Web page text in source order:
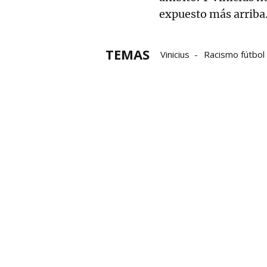
expuesto más arriba.
TEMAS Vinicius Racismo fútbol